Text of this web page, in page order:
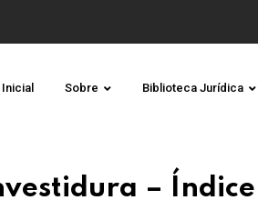
Sobre Biblioteca Jurídica
–